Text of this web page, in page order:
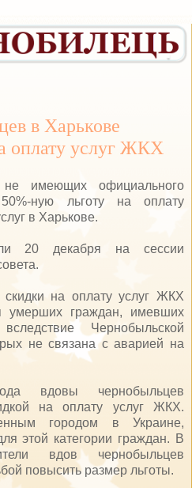
в Харькове
оплату услуг ЖКХ
имеющих официального
50%-ную льготу на оплату
в Харькове.
20 декабря на сессии
на оплату услуг ЖКХ
граждан, имевших
Чернобыльской
не связана с аварией на
вдовы чернобыльцев
на оплату услуг ЖКХ.
городом в Украине,
этой категории граждан. В
вдов чернобыльцев
повысить размер льготы.